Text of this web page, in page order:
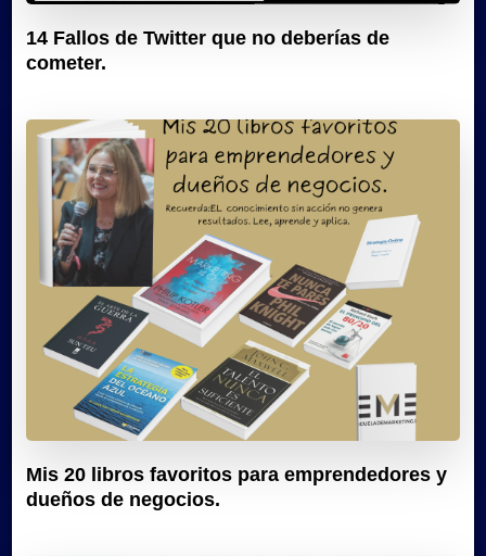
14 Fallos de Twitter que no deberías de
cometer.
Mis 20 libros favoritos para emprendedores y
dueños de negocios.